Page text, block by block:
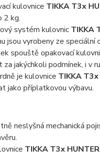
kulovnice TIKKA T3x
2 kg.
systém kulovnic TIKKA
jsou vyrobeny ze speciální
spouště opakovací
jakýchkoli podmínek, i v
je kulovnice TIKKA T3x
jako příplatkovou výbavu.
neslyšná mechanická
TIKKA T3x HUNTER